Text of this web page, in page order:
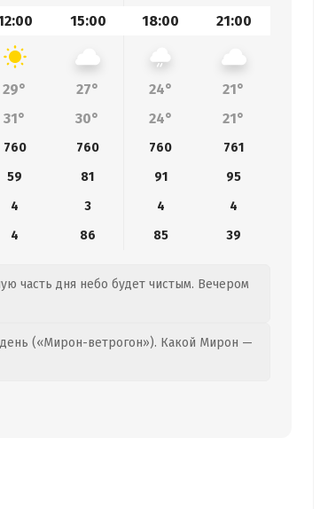
15:00 18:00 21:00
29° 27° 24°
21°
31° 30° 24° 21°
760 760 760
761
59 81 91
95
4 3 4
4
4 86 85 39
часть дня небо будет чистым. Вечером
(«Мирон-ветрогон»). Какой Мирон —